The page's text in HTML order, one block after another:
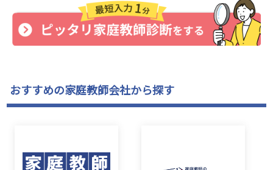
おすすめの家庭教師会社から探す